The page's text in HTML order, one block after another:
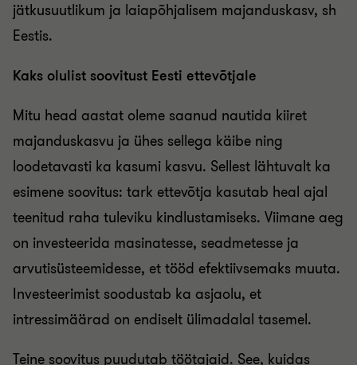
jätkusuutlikum ja laiapõhjalisem majanduskasv, sh
Eestis.
Kaks olulist soovitust Eesti ettevõtjale
Mitu head aastat oleme saanud nautida kiiret
majanduskasvu ja ühes sellega käibe ning
loodetavasti ka kasumi kasvu. Sellest lähtuvalt ka
esimene soovitus: tark ettevõtja kasutab heal ajal
teenitud raha tuleviku kindlustamiseks. Viimane aeg
on investeerida masinatesse, seadmetesse ja
arvutisüsteemidesse, et tööd efektiivsemaks muuta.
Investeerimist soodustab ka asjaolu, et
intressimäärad on endiselt ülimadalal tasemel.
Teine soovitus puudutab töötajaid. See, kuidas